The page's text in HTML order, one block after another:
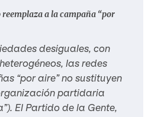
a la campaña “por
desiguales, con
las redes
“por aire” no sustituyen
partidaria
El Partido de la Gente,